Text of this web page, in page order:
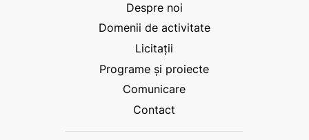
Despre noi
Domenii de activitate
Licitații
Programe și proiecte
Comunicare
Contact